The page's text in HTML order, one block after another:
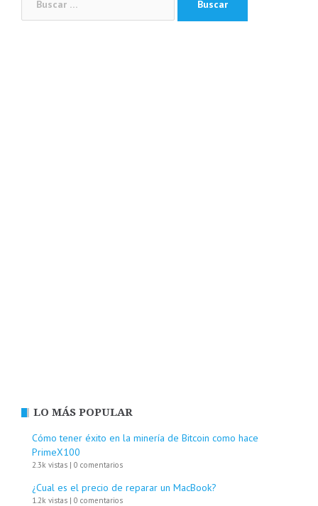
LO MÁS POPULAR
Cómo tener éxito en la minería de Bitcoin como hace
PrimeX100
2.3k vistas | 0 comentarios
¿Cual es el precio de reparar un MacBook?
1.2k vistas | 0 comentarios